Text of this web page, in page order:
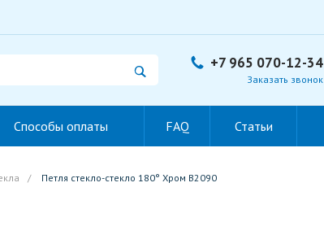
+7 965 070-12-34
Заказать звонок
Способы оплаты FAQ Статьи
/ Петля стекло-стекло 180° Хром B2090